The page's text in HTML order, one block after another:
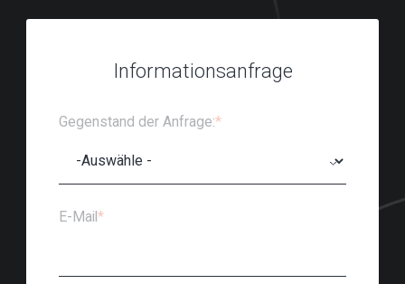
Informationsanfrage
Gegenstand der Anfrage:*
E-Mail*